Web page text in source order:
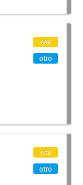
csv
otro
csv
otro